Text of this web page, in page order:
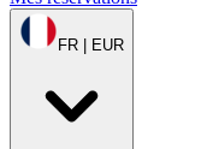
FR | EUR